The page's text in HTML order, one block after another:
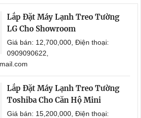
Lắp Đặt Máy Lạnh Treo Tường
LG Cho Showroom
Giá bán: 12,700,000, Điện thoại:
0909090622,
Lắp Đặt Máy Lạnh Treo Tường
Toshiba Cho Căn Hộ Mini
Giá bán: 15,200,000, Điện thoại: